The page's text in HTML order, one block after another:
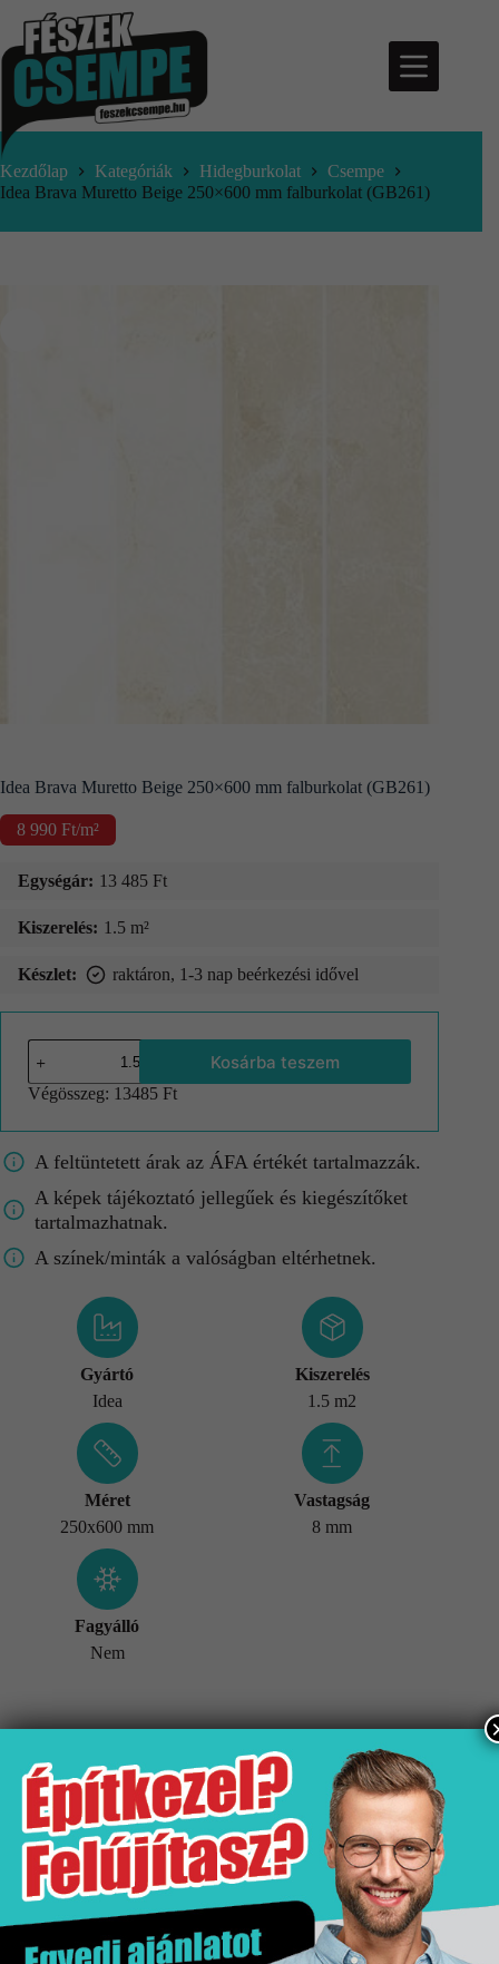
Kezdőlap Kategóriák Hidegburkolat
Csempe
Idea Brava Muretto Beige 250×600 mm falburkolat (GB261)
Idea Brava Muretto Beige 250×600 mm falburkolat (GB261)
8 990 Ft/m²
Egységár: 13 485 Ft
Kiszerelés: 1.5 m²
Készlet: raktáron, 1-3 nap beérkezési idővel
Kosárba teszem
Végösszeg: 13485 Ft
A feltüntetett árak az ÁFA értékét tartalmazzák.
A képek tájékoztató jellegűek és kiegészítőket
tartalmazhatnak.
A színek/minták a valóságban eltérhetnek.
Gyártó
Idea
Kiszerelés
1.5 m2
Méret
250x600 mm
Vastagság
8 mm
Fagyálló
Nem
További információk
Tömeg 19,5 kg
Értékesítési egység doboz
Hatás Márvány hatás
1.5 m2